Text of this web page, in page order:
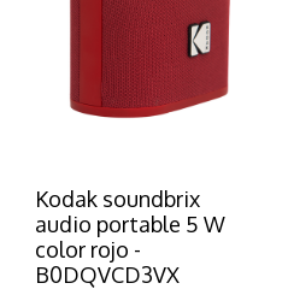
Kodak soundbrix
audio portable 5 W
color rojo -
B0DQVCD3VX